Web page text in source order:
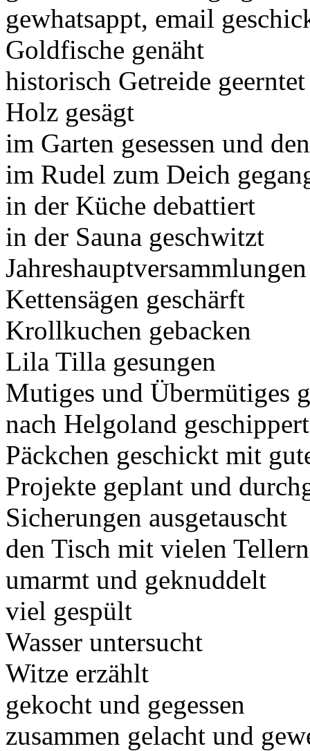
gewhatsappt, email
Goldfische genäht
historisch Getreide geerntet
Holz gesägt
im Garten gesessen und
im Rudel zum Deich
in der Küche debattiert
in der Sauna geschwitzt
Kettensägen geschärft
Krollkuchen gebacken
Lila Tilla gesungen
Mutiges und Übermütiges
nach Helgoland geschippert
Päckchen geschickt mit
Projekte geplant und
Sicherungen ausgetauscht
den Tisch mit vielen
umarmt und geknuddelt
viel gespült
Wasser untersucht
Witze erzählt
gekocht und gegessen
zusammen gelacht und